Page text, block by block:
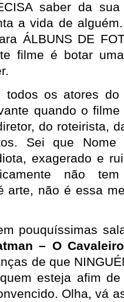
saber da
a vida de
ÁLBUNS DE
filme é botar
todos os atores
quando o
do roteirista,
Sei que
exagerado e
não
arte, não é essa
pouquíssimas
– O
de que
esteja afim
Olha, vá